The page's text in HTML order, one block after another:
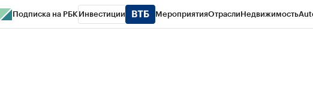
Подписка на РБК Инвестиции МероприятияОтраслиНедвижимость